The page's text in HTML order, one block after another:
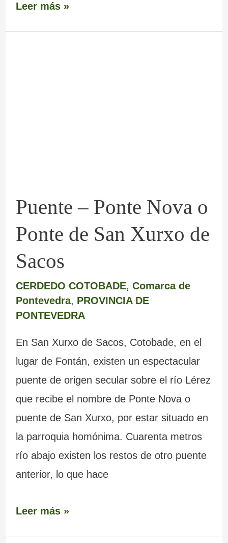
Leer más »
Puente – Ponte Nova o
Ponte de San Xurxo de
Sacos
CERDEDO COTOBADE, Comarca de
Pontevedra, PROVINCIA DE
PONTEVEDRA
En San Xurxo de Sacos, Cotobade, en el
lugar de Fontán, existen un espectacular
puente de origen secular sobre el río Lérez
que recibe el nombre de Ponte Nova o
puente de San Xurxo, por estar situado en
la parroquia homónima. Cuarenta metros
río abajo existen los restos de otro puente
anterior, lo que hace
Xurxo
de
Sacos
Leer más »